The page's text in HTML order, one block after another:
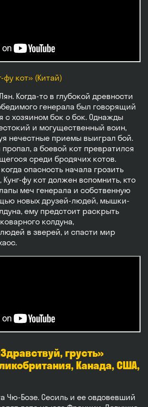
фу кот» (Китай)
Когда-то в глубокой древности
генерала был говорящий
с хозяином бок о бок. Однажды
и могущественный воин,
нечестные приемы выиграл бой.
пропал, а боевой кот превратился
среди бродячих котов.
опасность начала грозить
фу кот должен вспомнить, кто
меч генерала и собственную
новых друзей-людей, мышки-
ему предстоит раскрыть
колдуна,
в зверей, и спасти мир
грусть»
Канада, США,
Чю-Бозе. Сесиль и ее овдовевший